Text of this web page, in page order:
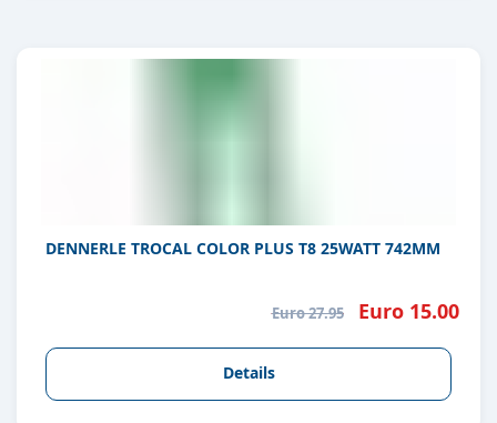
DENNERLE TROCAL COLOR PLUS T8 25WATT 742MM
Euro 27.95 Euro 15.00
Details